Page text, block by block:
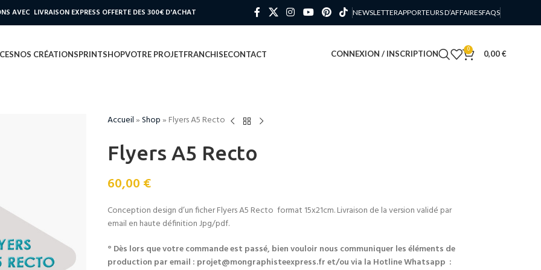
AVEC LIVRAISON EXPRESS OFFERTE DES 300€ D'ACHAT NEWSLETTERAPPORTEURS D’AFFAIRESFAQS
NOS CRÉATIONSPRINTSHOPVOTRE PROJETFRANCHISECONTACT CONNEXION / INSCRIPTION 0 0,00€
Accueil»Shop» Flyers A5 Recto
Flyers A5 Recto
60,00 €
Conception design d’un ficher Flyers A5 Recto format 15x21cm. Livraison de la version validé par
email en haute définition Jpg/pdf.
° Dès lors que votre commande est passé, bien vouloir nous communiquer les éléments de
production par email : projet@mongraphisteexpress.fr et/ou via la Hotline Whatsapp :